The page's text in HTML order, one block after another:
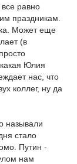
равно
праздникам.
Может еще
(в
Юлия
нас, что
коллег, ну да
называли
стало
Путин -
нам